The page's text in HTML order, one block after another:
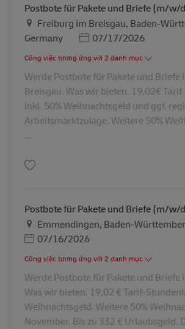
Postbote für Pakete und Briefe (m/w/
Địa điểm
Freiburg im Breisgau, Baden-
Germany
Posted Date
07/17/2026
Công việc tương ứng với 2 danh mục
Werde Postbote für Pakete und Briefe
Breisgau. Was wir bieten. 19,02€
inkl. 50% Weihnachtsgeld und ggf.
Arbeitsmarktzulage. Weitere 50%
...
Postbote für Pakete und Briefe (m/w/
Địa điểm
Emmendingen, Baden-
Posted Date
07/16/2026
Công việc tương ứng với 2 danh mục
Werde Postbote für Pakete und Briefe
Was wir bieten. 19,02 € Tarif-
Weihnachtsgeld. Weitere 50%
November. Bis zu 332 € Urlaubsgeld.